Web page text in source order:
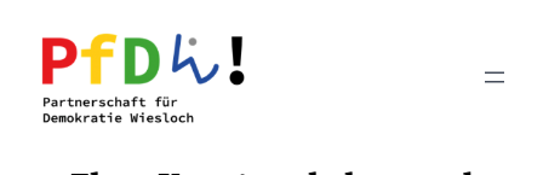
Inhalt
springen